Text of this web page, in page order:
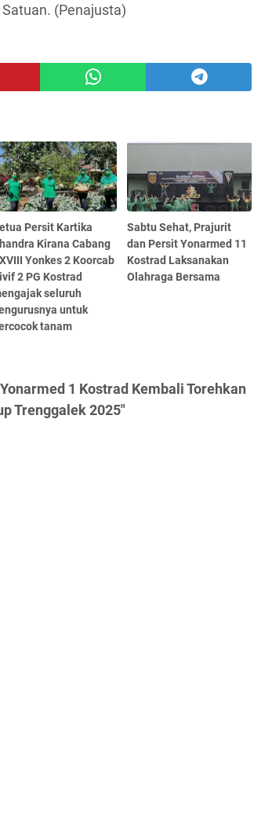
(Penajusta)
Persit Kartika
Kirana Cabang
Yonkes 2 Koorcab
2 PG Kostrad
seluruh
untuk
tanam
Sabtu Sehat, Prajurit
dan Persit Yonarmed 11
Kostrad Laksanakan
Olahraga Bersama
1 Kostrad Kembali Torehkan
Trenggalek 2025"